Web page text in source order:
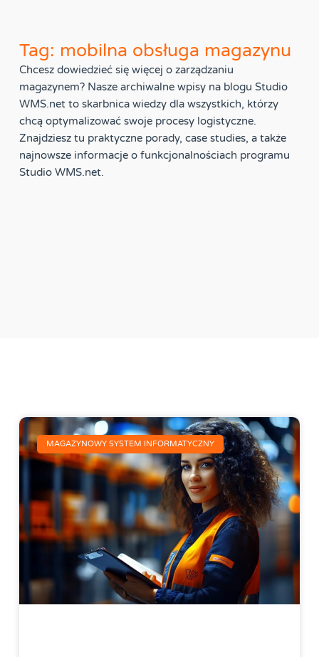
Tag: mobilna obsługa magazynu
Chcesz dowiedzieć się więcej o zarządzaniu
magazynem? Nasze archiwalne wpisy na blogu Studio
WMS.net to skarbnica wiedzy dla wszystkich, którzy
chcą optymalizować swoje procesy logistyczne.
Znajdziesz tu praktyczne porady, case studies, a także
najnowsze informacje o funkcjonalnościach programu
Studio WMS.net.
MAGAZYNOWY SYSTEM INFORMATYCZNY